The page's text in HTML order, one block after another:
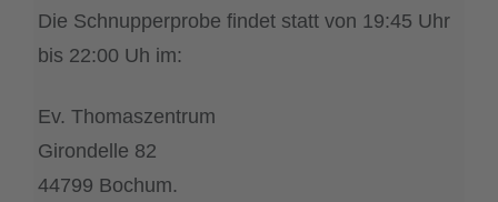
Die Schnupperprobe findet statt von 19:45 Uhr
bis 22:00 Uh im:
Ev. Thomaszentrum
Girondelle 82
44799 Bochum.